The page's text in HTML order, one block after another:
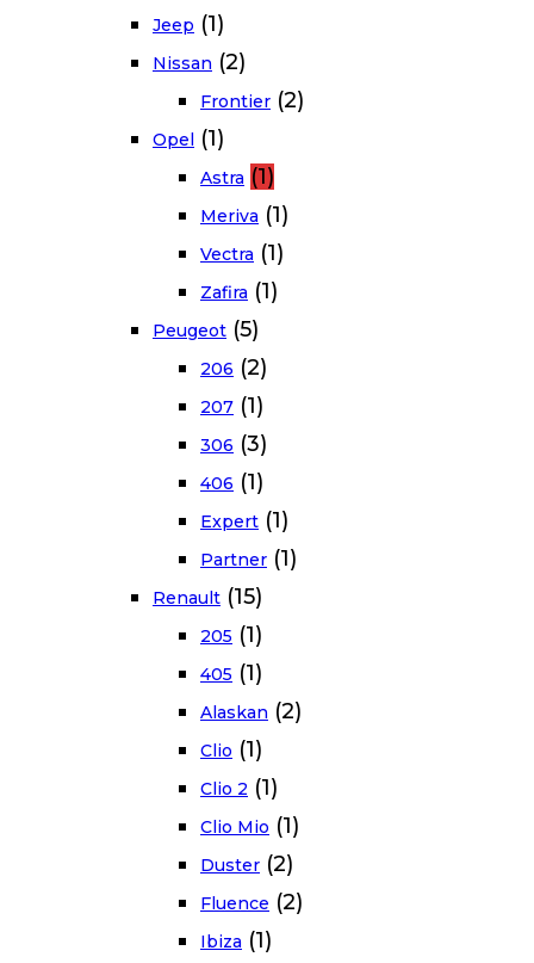
Jeep (1)
Nissan (2)
Frontier (2)
Opel (1)
Astra (1)
Meriva (1)
Vectra (1)
Zafira (1)
Peugeot (5)
206 (2)
207 (1)
306 (3)
406 (1)
Expert (1)
Partner (1)
Renault (15)
205 (1)
405 (1)
Alaskan (2)
Clio (1)
Clio 2 (1)
Clio Mio (1)
Duster (2)
Fluence (2)
Ibiza (1)